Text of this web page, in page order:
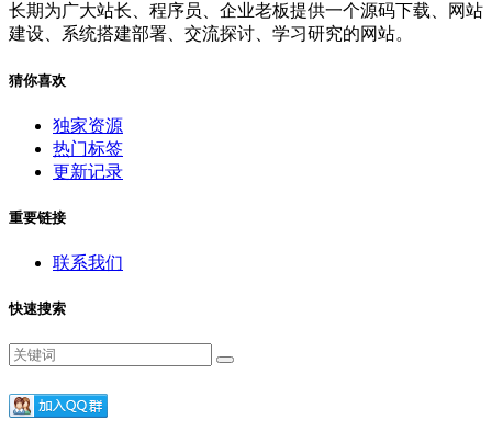
长期为广大站长、程序员、企业老板提供一个源码下载、网站
建设、系统搭建部署、交流探讨、学习研究的网站。
猜你喜欢
独家资源
热门标签
更新记录
重要链接
联系我们
快速搜索